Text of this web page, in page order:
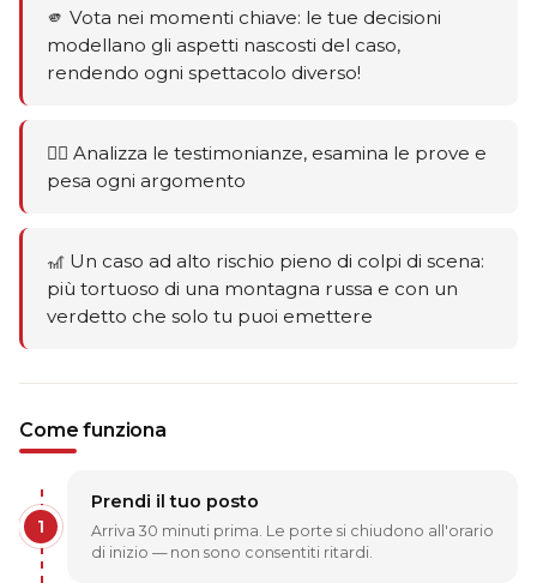
🫵 Vota nei momenti chiave: le tue decisioni
modellano gli aspetti nascosti del caso,
rendendo ogni spettacolo diverso!
🕵️‍♂️ Analizza le testimonianze, esamina le prove e
pesa ogni argomento
🎢 Un caso ad alto rischio pieno di colpi di scena:
più tortuoso di una montagna russa e con un
verdetto che solo tu puoi emettere
Come funziona
1
Prendi il tuo posto
Arriva 30 minuti prima. Le porte si chiudono all'orario
di inizio — non sono consentiti ritardi.